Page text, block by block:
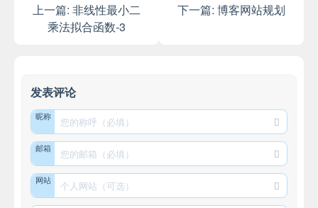
上一篇: 非线性最小二
乘法拟合函数-3
下一篇: 博客网站规划
发表评论
昵称
邮箱
网站